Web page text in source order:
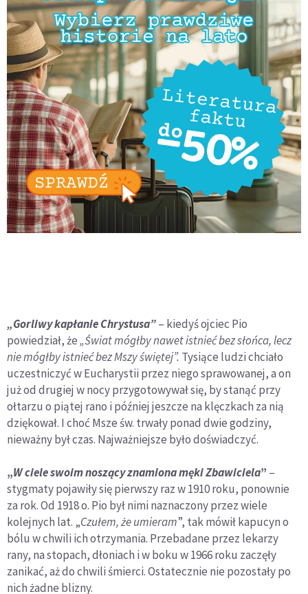
„Gorliwy kapłanie Chrystusa”– kiedyś ojciec Pio
powiedział, że„Świat mógłby nawet istnieć bez słońca, lecz
nie mógłby istnieć bez Mszy świętej”. Tysiące ludzi chciało
uczestniczyć w Eucharystii przez niego sprawowanej, a on
już od drugiej w nocy przygotowywał się, by stanąć przy
ołtarzu o piątej rano i później jeszcze na klęczkach za nią
dziękował. I choć Msze św. trwały ponad dwie godziny,
nieważny był czas. Najważniejsze było doświadczyć.
„W ciele swoim noszący znamiona męki Zbawiciela” –
stygmaty pojawiły się pierwszy raz w 1910 roku, ponownie
za rok. Od 1918 o. Pio był nimi naznaczony przez wiele
kolejnych lat. „Czułem, że umieram”, tak mówił kapucyn o
bólu w chwili ich otrzymania. Przebadane przez lekarzy
rany, na stopach, dłoniach i w boku w 1966 roku zaczęły
zanikać, aż do chwili śmierci. Ostatecznie nie pozostały po
nich żadne blizny.